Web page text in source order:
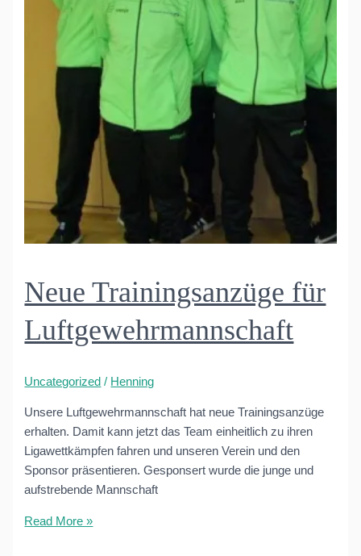
Neue Trainingsanzüge für
Luftgewehrmannschaft
Uncategorized / Henning
Unsere Luftgewehrmannschaft hat neue Trainingsanzüge
erhalten. Damit kann jetzt das Team einheitlich zu ihren
Ligawettkämpfen fahren und unseren Verein und den
Sponsor präsentieren. Gesponsert wurde die junge und
aufstrebende Mannschaft
Neue
Read More »